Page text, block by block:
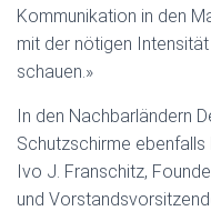
Kommunikation in den
mit der nötigen
schauen.»
In den Nachbarländern
Schutzschirme
Ivo J. Franschitz,
und